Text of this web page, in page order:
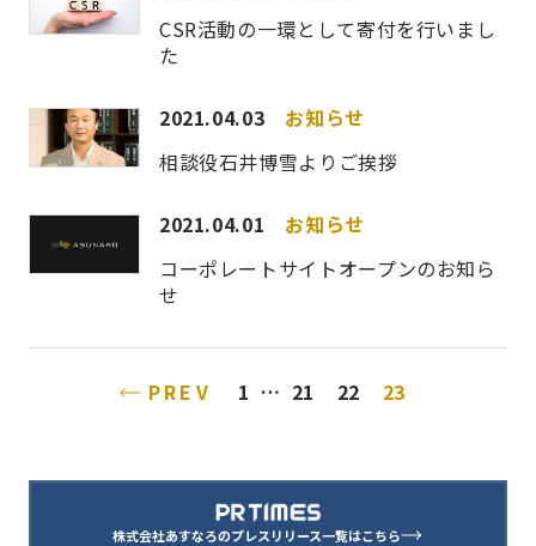
CSR活動の一環として寄付を行いまし
た
2021.04.03
お知らせ
相談役石井博雪よりご挨拶
2021.04.01
お知らせ
コーポレートサイトオープンのお知ら
せ
PREV 1 … 21 22 23
株式会社あすなろのプレスリリース一覧はこちら